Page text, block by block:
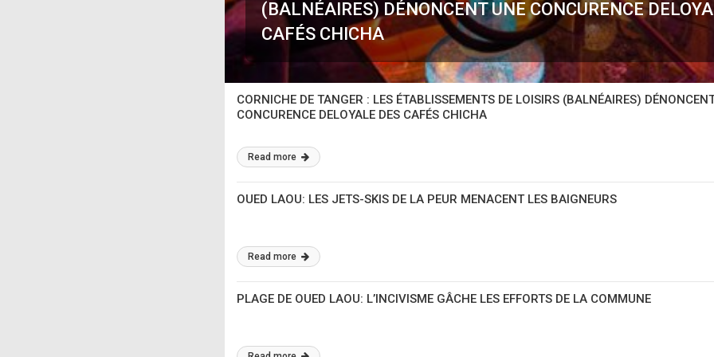
(BALNÉAIRES) DÉNONCENT UNE CONCURENCE
CAFÉS CHICHA
CORNICHE DE TANGER : LES ÉTABLISSEMENTS DE LOISIRS (BALNÉAIRES)
CONCURENCE DELOYALE DES CAFÉS CHICHA
Read more
OUED LAOU: LES JETS-SKIS DE LA PEUR MENACENT LES BAIGNEURS
Read more
PLAGE DE OUED LAOU: L’INCIVISME GÂCHE LES EFFORTS DE LA COMMUNE